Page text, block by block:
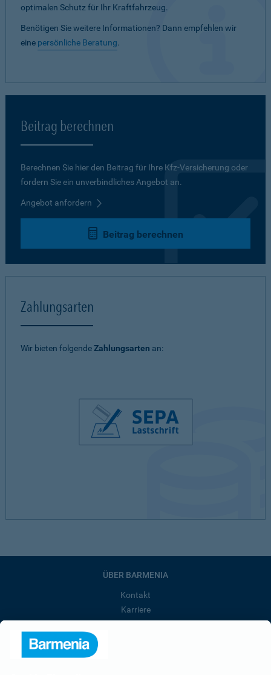
optimalen Schutz für Ihr Kraftfahrzeug.
Benötigen Sie weitere Informationen? Dann empfehlen wir
eine persönliche Beratung.
Beitrag berechnen
Berechnen Sie hier den Beitrag für Ihre Kfz-Versicherung oder
fordern Sie ein unverbindliches Angebot an.
Angebot anfordern
Beitrag berechnen
Zahlungsarten
Wir bieten folgendeZahlungsarten an:
ÜBER BARMENIA
Kontakt
Karriere